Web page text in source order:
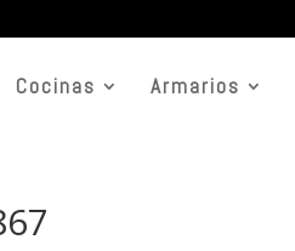
Cocinas Armarios